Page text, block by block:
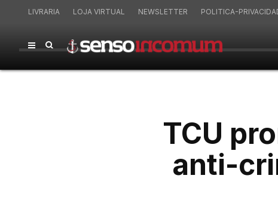
LIVRARIA LOJA VIRTUAL NEWSLETTER POLITICA-
TCU
anti-